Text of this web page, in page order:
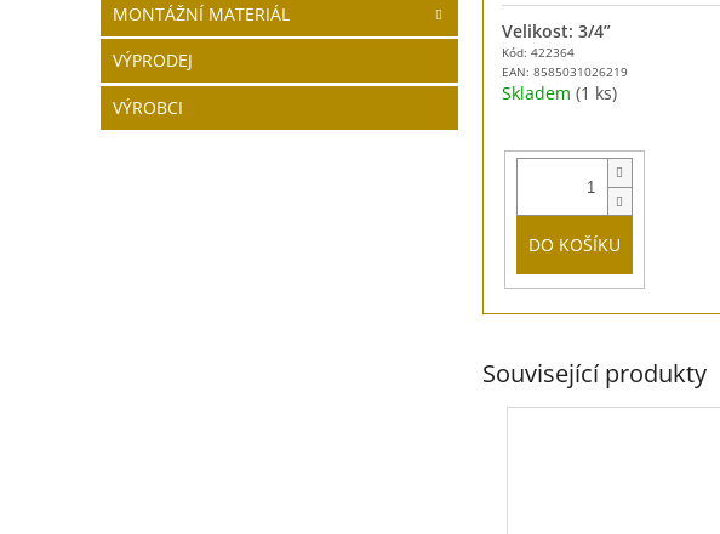
MONTÁŽNÍ MATERIÁL
VÝPRODEJ
VÝROBCI
Kód: 422364
EAN: 8585031026219
Velikost: 3/4”
Skladem (1 ks)
DO KOŠÍKU
Související produkty